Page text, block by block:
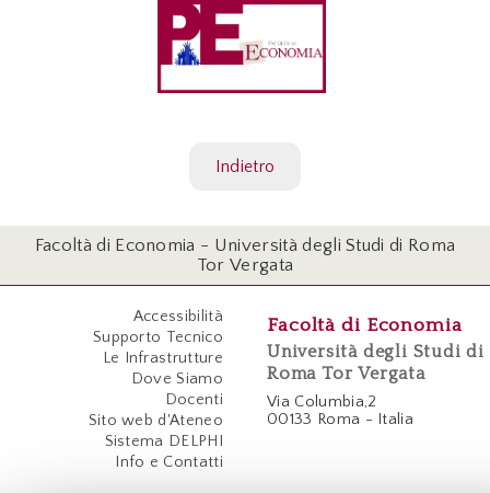
Indietro
Facoltà di Economia - Università degli Studi di Roma
Tor Vergata
Accessibilità
Supporto Tecnico
Le Infrastrutture
Dove Siamo
Docenti
Sito web d'Ateneo
Sistema DELPHI
Info e Contatti
Facoltà di Economia
Università degli Studi di
Roma Tor Vergata
Via Columbia,2
00133 Roma - Italia